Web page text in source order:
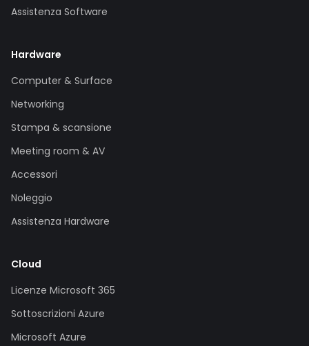
Assistenza Software
Hardware
Computer & Surface
Networking
Stampa & scansione
Meeting room & AV
Accessori
Noleggio
Assistenza Hardware
Cloud
Licenze Microsoft 365
Sottoscrizioni Azure
Microsoft Azure